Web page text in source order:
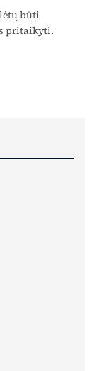
būti
pritaikyti.